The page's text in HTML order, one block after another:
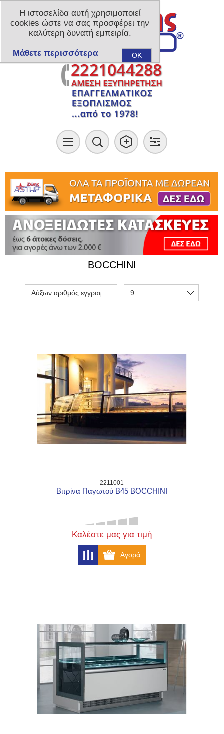
BOCCHINI
Αύξων αριθμός εγγραφής 9
2211001
Βιτρίνα Παγωτού B45 BOCCHINI
Καλέστε μας για τιμή
Η ιστοσελίδα αυτή χρησιμοποιεί
cookies ώστε να σας προσφέρει την
καλύτερη δυνατή εμπειρία.
OK
Μάθετε περισσότερα